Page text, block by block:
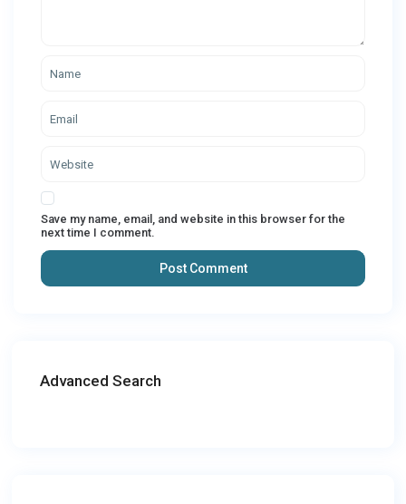
Save my name, email, and website in this browser for the
next time I comment.
Advanced Search